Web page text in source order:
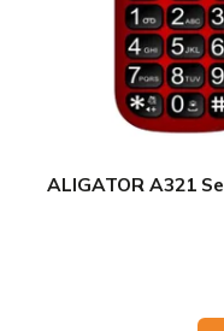
ALIGATOR A321